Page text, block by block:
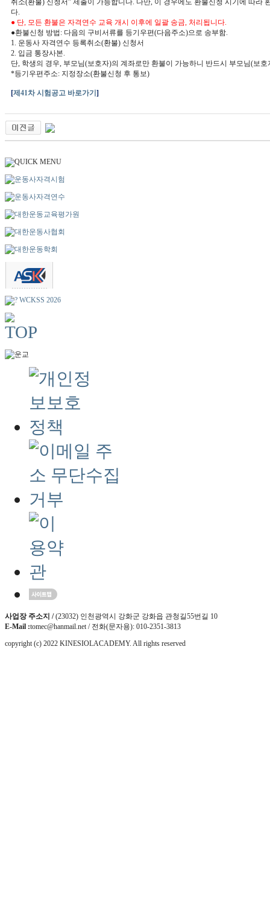
취소(환불) 신청서” 제출이 가능합니다. 다만, 이 경우에도 환불신청 시기에 따라
다.
● 단, 모든 환불은 자격연수 교육 개시 이후에 일괄 송금, 처리됩니다.
●환불신청 방법 : 다음의 구비서류를 등기우편(다음주소)으로 송부함.
1. 운동사 자격연수 등록취소(환불) 신청서
2. 입금 통장사본.
단, 학생의 경우, 부모님(보호자)의 계좌로만 환불이 가능하니 반드시 부모님(보호
*등기우편주소: 지정장소(환불신청 후 통보)
[제41차 시험공고 바로가기 ]
사업장 주소지 /(23032) 인천광역시 강화군 강화읍 관청길55번길 10
E-Mail :tomec@hanmail.net / 전화(문자용): 010-2351-3813
copyright (c) 2022 KINESIOLACADEMY. All rights reserved